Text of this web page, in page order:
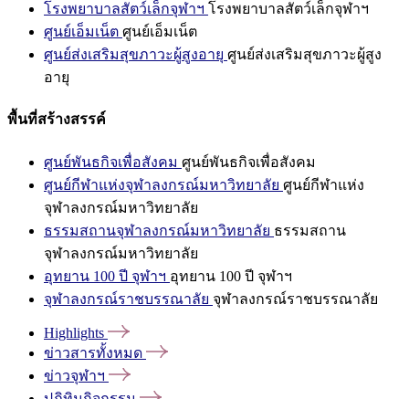
โรงพยาบาลสัตว์เล็กจุฬาฯ โรงพยาบาลสัตว์เล็กจุฬาฯ
ศูนย์เอ็มเน็ต ศูนย์เอ็มเน็ต
ศูนย์ส่งเสริมสุขภาวะผู้สูงอายุ ศูนย์ส่งเสริมสุขภาวะผู้สูง
อายุ
พื้นที่สร้างสรรค์
ศูนย์พันธกิจเพื่อสังคม ศูนย์พันธกิจเพื่อสังคม
ศูนย์กีฬาแห่งจุฬาลงกรณ์มหาวิทยาลัย ศูนย์กีฬาแห่ง
จุฬาลงกรณ์มหาวิทยาลัย
ธรรมสถานจุฬาลงกรณ์มหาวิทยาลัย ธรรมสถาน
จุฬาลงกรณ์มหาวิทยาลัย
อุทยาน 100 ปี จุฬาฯ อุทยาน 100 ปี จุฬาฯ
จุฬาลงกรณ์ราชบรรณาลัย จุฬาลงกรณ์ราชบรรณาลัย
Highlights
ข่าวสารทั้งหมด
ข่าวจุฬาฯ